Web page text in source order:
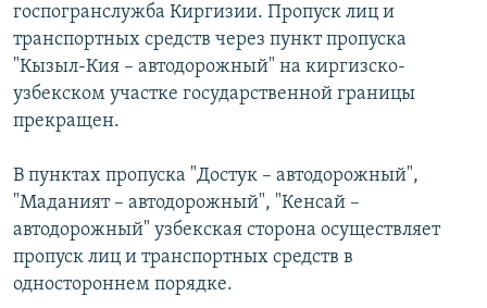
АРХИВ
Հայերեն
English
Все сайты Радио Азатутюн
госпогранслужба Киргизии. Пропуск лиц и
транспортных средств через пункт пропуска
"Кызыл-Кия – автодорожный" на киргизско-
узбекском участке государственной границы
прекращен.
В пунктах пропуска "Достук – автодорожный",
"Маданият – автодорожный", "Кенсай –
автодорожный" узбекская сторона осуществляет
пропуск лиц и транспортных средств в
одностороннем порядке.